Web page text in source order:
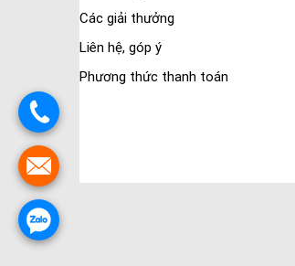
Các giải thưởng
Liên hệ, góp ý
Phương thức thanh toán
.
.
.